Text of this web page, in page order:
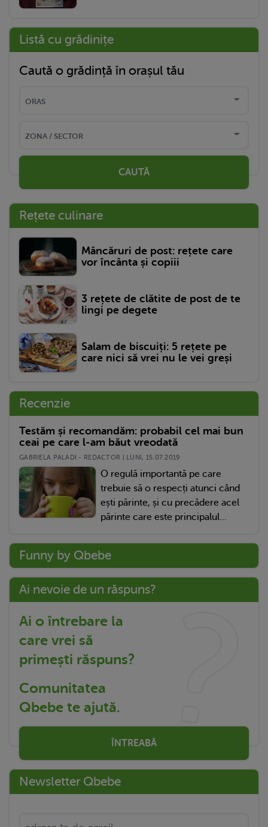
Listă cu grădinițe
Caută o grădință în orașul tău
CAUTĂ
Rețete culinare
Mâncăruri de post: rețete care
vor încânta și copiii
3 rețete de clătite de post de te
lingi pe degete
Salam de biscuiți: 5 rețete pe
care nici să vrei nu le vei greși
Recenzie
Testăm și recomandăm: probabil cel mai bun
ceai pe care l-am băut vreodată
GABRIELA PALADI - REDACTOR | LUNI, 15.07.2019
O regulă importantă pe care
trebuie să o respecți atunci când
ești părinte, și cu precădere acel
părinte care este principalul...
Funny by Qbebe
Ai nevoie de un răspuns?
Ai o întrebare la
care vrei să
primești răspuns?
Comunitatea
Qbebe te ajută.
ÎNTREABĂ
Newsletter Qbebe